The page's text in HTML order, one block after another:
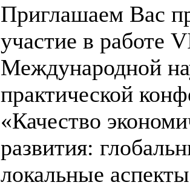
Приглашаем Вас
участие в работе
Международной
практической
«Качество
развития:
локальные